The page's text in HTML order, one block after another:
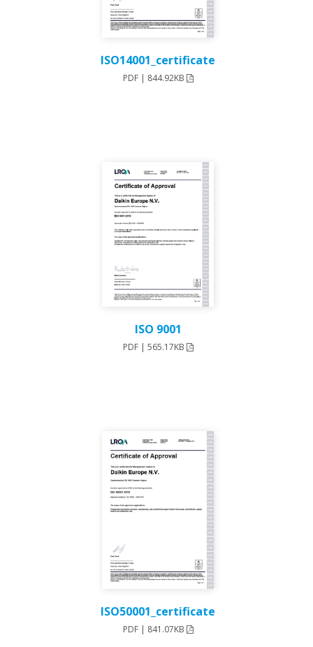
ISO14001_certificate
ISO 9001
ISO50001_certificate